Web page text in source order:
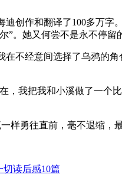
迪创作和翻译了100多万
”。她又何尝不是永不停留
不经意间选择了乌鸦的
，我把我和小溪做了一
勇往直前，毫不退缩，最
切读后感10篇